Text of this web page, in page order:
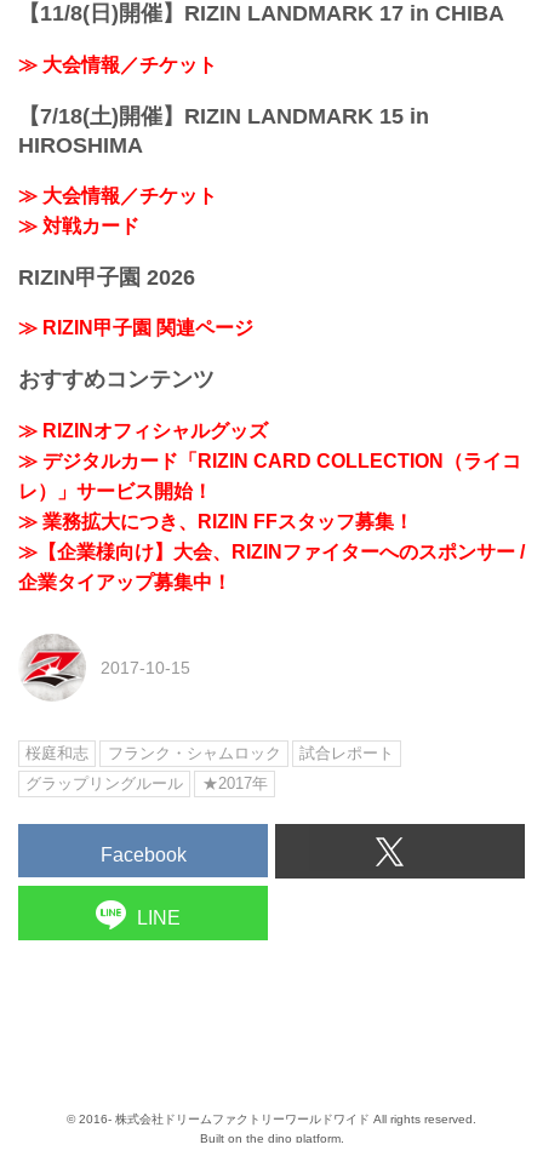
【11/8(日)開催】RIZIN LANDMARK 17 in CHIBA
≫ 大会情報／チケット
【7/18(土)開催】RIZIN LANDMARK 15 in
HIROSHIMA
≫ 大会情報／チケット
≫ 対戦カード
RIZIN甲子園 2026
≫ RIZIN甲子園 関連ページ
おすすめコンテンツ
≫ RIZINオフィシャルグッズ
≫ デジタルカード「RIZIN CARD COLLECTION（ライコ
レ）」サービス開始！
≫ 業務拡大につき、RIZIN FFスタッフ募集！
≫【企業様向け】大会、RIZINファイターへのスポンサー /
企業タイアップ募集中！
2017-10-15
桜庭和志 フランク・シャムロック
試合レポート
グラップリングルール
★2017年
Facebook
LINE
© 2016- 株式会社ドリームファクトリーワールドワイド All rights reserved.
Built on the dino platform.